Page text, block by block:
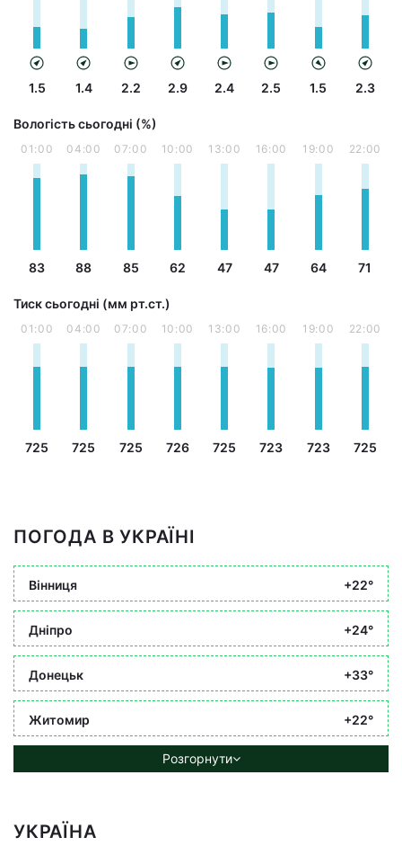
1.5 1.4 2.2 2.9 2.4 2.5 1.5 2.3
Вологість сьогодні (%)
01:00
83
04:00
88
07:00
85
10:00
62
13:00
47
16:00
47
19:00
64
22:00
71
Тиск сьогодні (мм рт.ст.)
01:00
725
04:00
725
07:00
725
10:00
726
13:00
725
16:00
723
19:00
723
22:00
725
ПОГОДА В УКРАЇНІ
Вінниця +22°
Дніпро +24°
Донецьк +33°
Житомир +22°
Розгорнути
УКРАЇНА